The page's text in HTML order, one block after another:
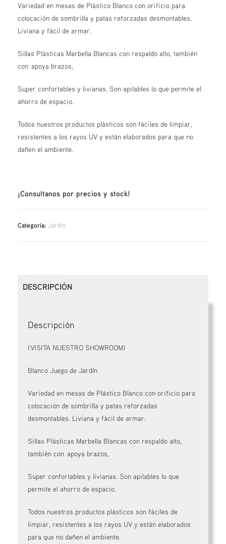
Variedad en mesas de Plástico Blanco con orificio para
colocación de sombrilla y patas reforzadas desmontables.
Liviana y fácil de armar.
Sillas Plásticas Marbella Blancas con respaldo alto, también
con apoya brazos,
Super confortables y livianas. Son apilables lo que permite el
ahorro de espacio.
Todos nuestros productos plásticos son fáciles de limpiar,
resistentes a los rayos UV y están elaborados para que no
dañen el ambiente.
¡Consultanos por precios y stock!
Categoría:Jardín
DESCRIPCIÓN
Descripción
(VISITA NUESTRO SHOWROOM)
Blanco Juego de Jardín
Variedad en mesas de Plástico Blanco con orificio para
colocación de sombrilla y patas reforzadas
desmontables. Liviana y fácil de armar.
Sillas Plásticas Marbella Blancas con respaldo alto,
también con apoya brazos,
Super confortables y livianas. Son apilables lo que
permite el ahorro de espacio.
Todos nuestros productos plásticos son fáciles de
limpiar, resistentes a los rayos UV y están elaborados
para que no dañen el ambiente.